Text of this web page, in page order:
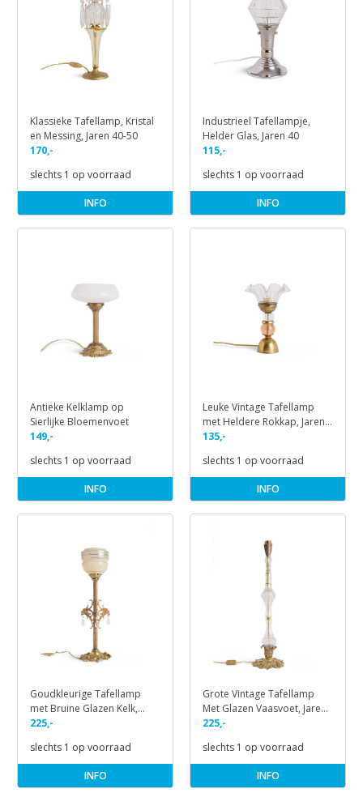
Klassieke Tafellamp, Kristal
en Messing, Jaren 40-50
170,-
slechts 1 op voorraad
INFO
Industrieel Tafellampje,
Helder Glas, Jaren 40
115,-
slechts 1 op voorraad
INFO
Antieke Kelklamp op
Sierlijke Bloemenvoet
149,-
slechts 1 op voorraad
INFO
Leuke Vintage Tafellamp
met Heldere Rokkap, Jaren
40
135,-
slechts 1 op voorraad
INFO
Goudkleurige Tafellamp
met Bruine Glazen Kelk,
Jaren 30
225,-
slechts 1 op voorraad
INFO
Grote Vintage Tafellamp
Met Glazen Vaasvoet, Jaren
30
225,-
slechts 1 op voorraad
INFO